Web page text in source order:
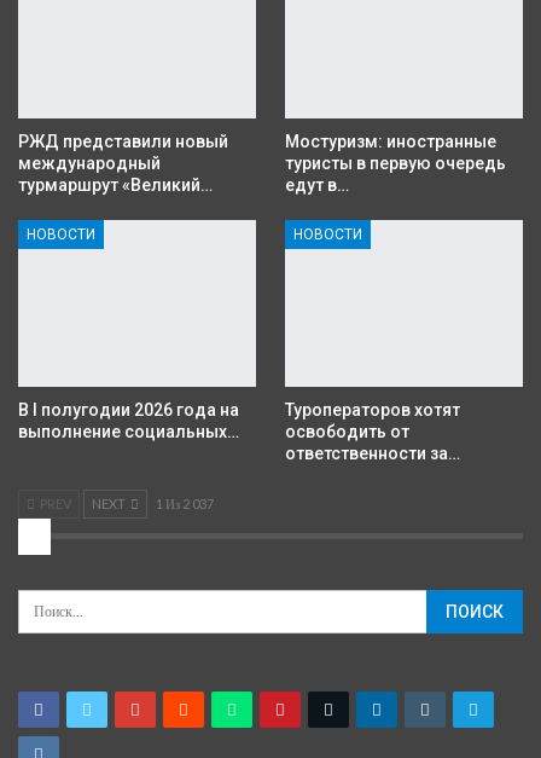
РЖД представили новый
международный
турмаршрут «Великий…
Мостуризм: иностранные
туристы в первую очередь
едут в…
НОВОСТИ
В I полугодии 2026 года на
выполнение социальных…
НОВОСТИ
Туроператоров хотят
освободить от
ответственности за…
PREV NEXT 1 Из 2 037